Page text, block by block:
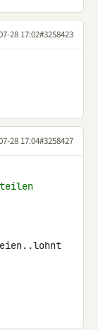
28 17:02#3258423
28 17:04#3258427